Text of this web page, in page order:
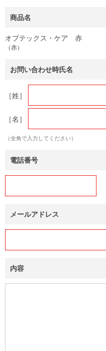
商品名
オプテックス・ケア 赤
（赤）
お問い合わせ時氏名
［姓］
［名］
（全角で入力してください）
電話番号
メールアドレス
内容